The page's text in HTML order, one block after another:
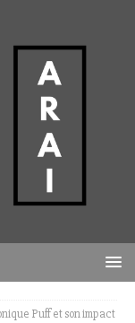
Puff et son impact